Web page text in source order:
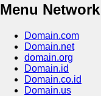
Menu Network
Domain.com
Domain.net
domain.org
Domain.id
Domain.co.id
Domain.us